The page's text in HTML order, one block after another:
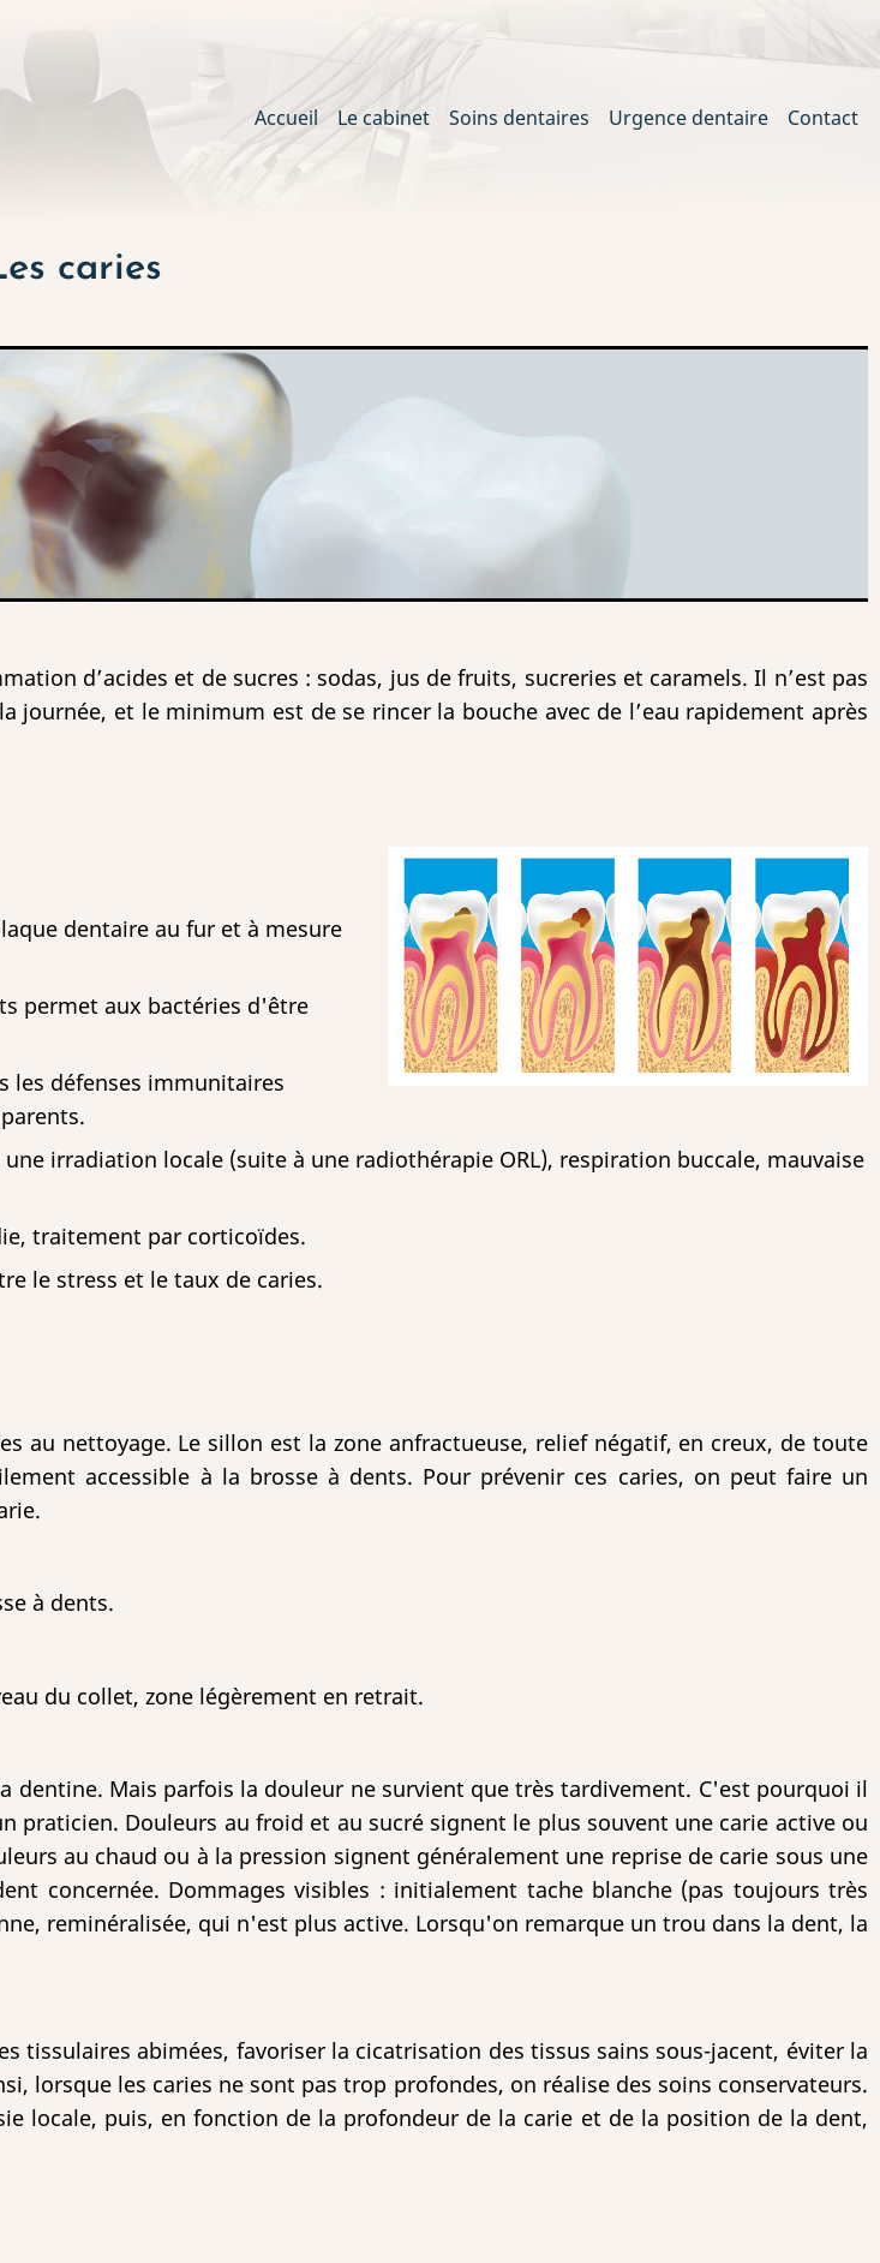
Main
navigation
Accueil Le cabinet Soins dentaires Urgence dentaire Contact
caries
d’acides et de sucres : sodas, jus de fruits, sucreries et caramels. Il n’est pas
et le minimum est de se rincer la bouche avec de l’eau rapidement après
dentaire au fur et à mesure
permet aux bactéries d'être
les défenses immunitaires
irradiation locale (suite à une radiothérapie ORL), respiration buccale, mauvaise
traitement par corticoïdes.
le stress et le taux de caries.
au nettoyage. Le sillon est la zone anfractueuse, relief négatif, en creux, de toute
accessible à la brosse à dents. Pour prévenir ces caries, on peut faire un
à dents.
du collet, zone légèrement en retrait.
dentine. Mais parfois la douleur ne survient que très tardivement. C'est pourquoi il
Douleurs au froid et au sucré signent le plus souvent une carie active ou
au chaud ou à la pression signent généralement une reprise de carie sous une
concernée. Dommages visibles : initialement tache blanche (pas toujours très
reminéralisée, qui n'est plus active. Lorsqu'on remarque un trou dans la dent, la
tissulaires abimées, favoriser la cicatrisation des tissus sains sous-jacent, éviter la
lorsque les caries ne sont pas trop profondes, on réalise des soins conservateurs.
locale, puis, en fonction de la profondeur de la carie et de la position de la dent,